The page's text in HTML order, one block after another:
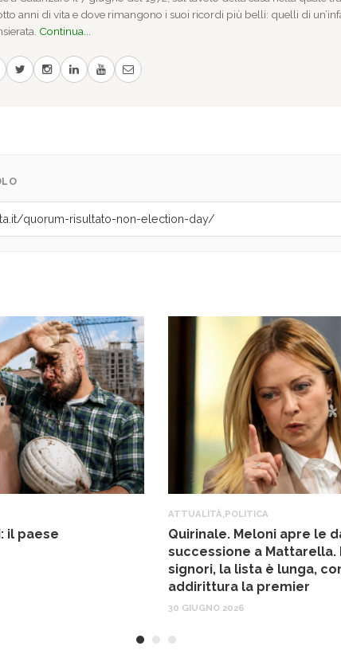
anni di vita e dove rimangono i suoi ricordi più belli: quelli di
Continua...
il paese
ATTUALITÀ,POLITICA
Quirinale. Meloni apre le
successione a Mattarella.
signori, la lista è lunga,
addirittura la premier
30 GIUGNO 2026